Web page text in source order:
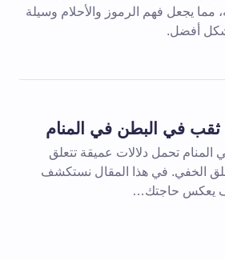
مما يجعل فهم الرموز والأحلام وسيلة
أفضل.
في البطن في المنام
تحمل دلالات عميقة تتعلق
الخفي. في هذا المقال نستكشف
يعكس حاجتك…